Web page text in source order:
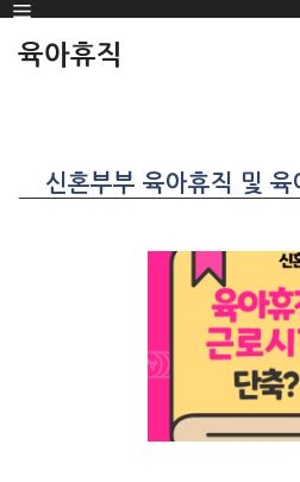
SKIP
TO
Menu
육아휴직
신혼부부 육아휴직 및